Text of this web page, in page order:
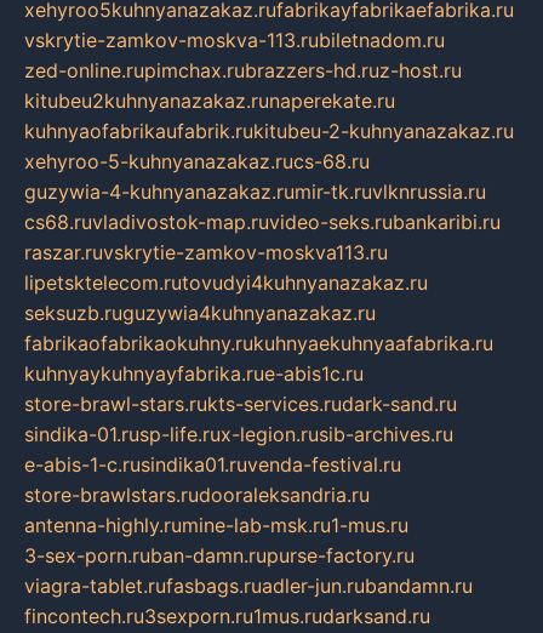
xehyroo5kuhnyanazakaz.rufabrikayfabrikaefabrika.ru
vskrytie-zamkov-moskva-113.rubiletnadom.ru
zed-online.rupimchax.rubrazzers-hd.ruz-host.ru
kitubeu2kuhnyanazakaz.runaperekate.ru
kuhnyaofabrikaufabrik.rukitubeu-2-kuhnyanazakaz.ru
xehyroo-5-kuhnyanazakaz.rucs-68.ru
guzywia-4-kuhnyanazakaz.rumir-tk.ruvlknrussia.ru
cs68.ruvladivostok-map.ruvideo-seks.rubankaribi.ru
raszar.ruvskrytie-zamkov-moskva113.ru
lipetsktelecom.rutovudyi4kuhnyanazakaz.ru
seksuzb.ruguzywia4kuhnyanazakaz.ru
fabrikaofabrikaokuhny.rukuhnyaekuhnyaafabrika.ru
kuhnyaykuhnyayfabrika.rue-abis1c.ru
store-brawl-stars.rukts-services.rudark-sand.ru
sindika-01.rusp-life.rux-legion.rusib-archives.ru
e-abis-1-c.rusindika01.ruvenda-festival.ru
store-brawlstars.rudooraleksandria.ru
antenna-highly.rumine-lab-msk.ru1-mus.ru
3-sex-porn.ruban-damn.rupurse-factory.ru
viagra-tablet.rufasbags.ruadler-jun.rubandamn.ru
fincontech.ru3sexporn.ru1mus.rudarksand.ru